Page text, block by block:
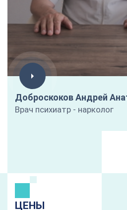
Доброскоков Андрей
Врач психиатр - нарколог
ЦЕНЫ